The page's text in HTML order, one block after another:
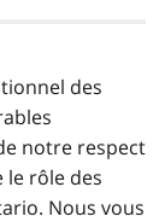
des
notre respect
rôle des
Nous vous